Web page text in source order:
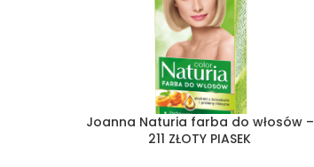
Joanna Naturia farba do włosów –
211 ZŁOTY PIASEK